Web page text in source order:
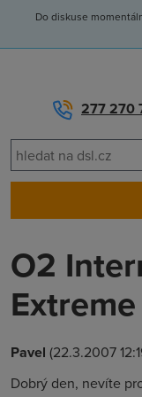
Do diskuse
277 270
O2
Pavel (22.3.2007
Dobrý den, nevíte